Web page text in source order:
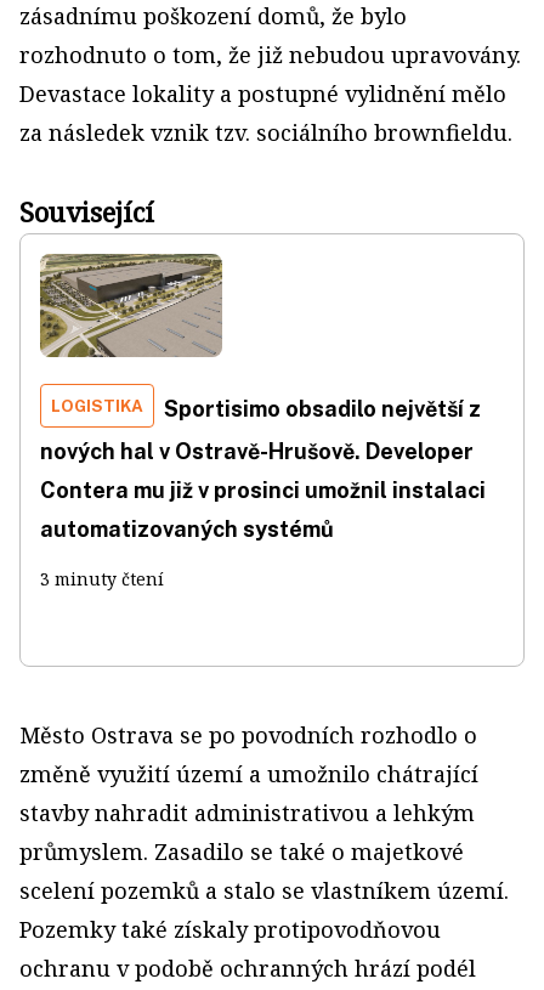
zásadnímu poškození domů, že bylo
rozhodnuto o tom, že již nebudou upravovány.
Devastace lokality a postupné vylidnění mělo
za následek vznik tzv. sociálního brownfieldu.
Související
LOGISTIKA
Sportisimo obsadilo největší z
nových hal v Ostravě-Hrušově. Developer
Contera mu již v prosinci umožnil instalaci
automatizovaných systémů
3 minuty čtení
Město Ostrava se po povodních rozhodlo o
změně využití území a umožnilo chátrající
stavby nahradit administrativou a lehkým
průmyslem. Zasadilo se také o majetkové
scelení pozemků a stalo se vlastníkem území.
Pozemky také získaly protipovodňovou
ochranu v podobě ochranných hrází podél